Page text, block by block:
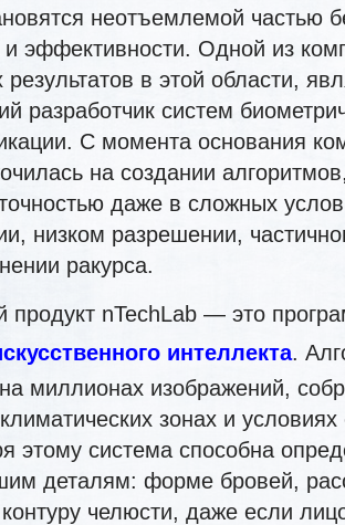
неотъемлемой частью
и эффективности. Одной из
результатов в этой области,
разработчик систем
С момента основания
на создании
даже в сложных
низком разрешении,
ракурса.
продукт nTechLab — это
интеллекта.
миллионах изображений,
зонах и
этому система способна
деталям: форме бровей,
челюсти, даже если